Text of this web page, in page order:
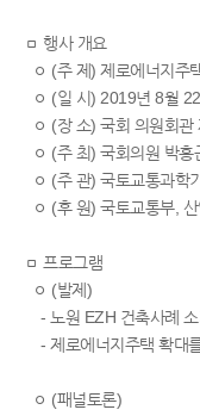
ㅁ 행사 개요
ㅇ (주 제) 제로에너지주
ㅇ (일 시) 2019년 8월
ㅇ (장 소) 국회 의원회관
ㅇ (주 최) 국회의원 박홍
ㅇ (주 관) 국토교통과학
ㅇ (후 원) 국토교통부,
ㅁ 프로그램
ㅇ (발제)
- 노원 EZH 건축사례 소
- 제로에너지주택 확대
ㅇ (패널토론)